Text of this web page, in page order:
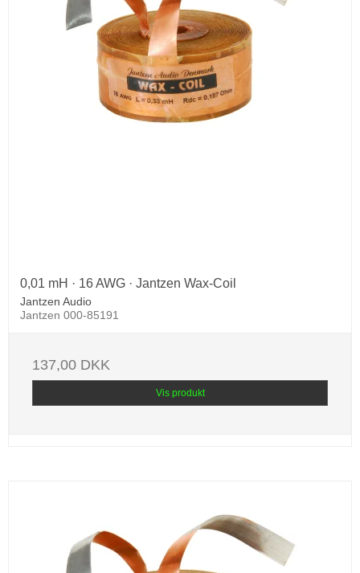
0,01 mH · 16 AWG · Jantzen Wax-Coil
Jantzen Audio
Jantzen 000-85191
137,00 DKK
Vis produkt